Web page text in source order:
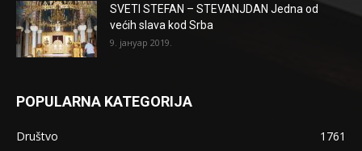
SVETI STEFAN – STEVANJDAN Jedna od
većih slava kod Srba
9. јануар 2019.
POPULARNA KATEGORIJA
Društvo
1761